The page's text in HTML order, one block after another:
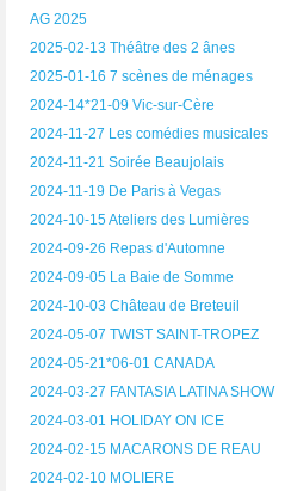
AG 2025
2025-02-13 Théâtre des 2 ânes
2025-01-16 7 scènes de ménages
2024-14*21-09 Vic-sur-Cère
2024-11-27 Les comédies musicales
2024-11-21 Soirée Beaujolais
2024-11-19 De Paris à Vegas
2024-10-15 Ateliers des Lumières
2024-09-26 Repas d'Automne
2024-09-05 La Baie de Somme
2024-10-03 Château de Breteuil
2024-05-07 TWIST SAINT-TROPEZ
2024-05-21*06-01 CANADA
2024-03-27 FANTASIA LATINA SHOW
2024-03-01 HOLIDAY ON ICE
2024-02-15 MACARONS DE REAU
2024-02-10 MOLIERE